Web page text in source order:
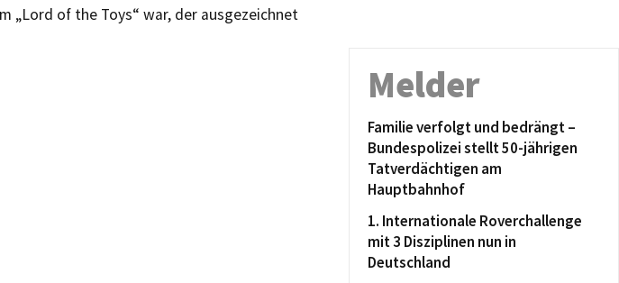
„Lord of the Toys“ war, der ausgezeichnet
Melder
Familie verfolgt und bedrängt –
Bundespolizei stellt 50-jährigen
Tatverdächtigen am
Hauptbahnhof
1. Internationale Roverchallenge
mit 3 Disziplinen nun in
Deutschland